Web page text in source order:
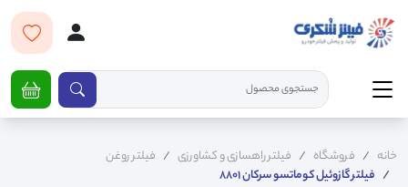
خانه فروشگاه فیلتر راهسازی و کشاورزی
فیلتر روغن
فیلتر گازوئیل کوماتسو سرکان 8801